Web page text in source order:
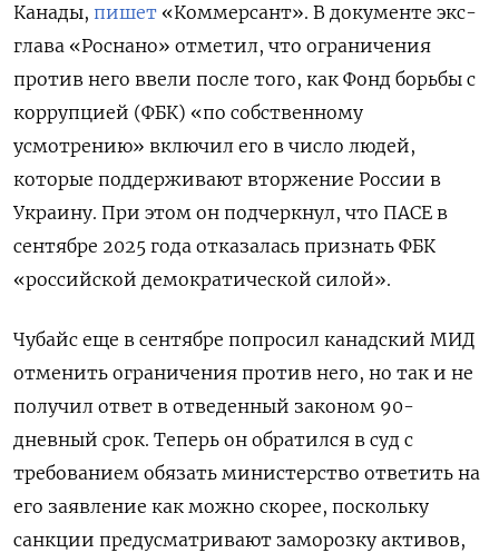
Канады, пишет «Коммерсант». В документе экс-
глава «Роснано» отметил, что ограничения
против него ввели после того, как Фонд борьбы с
коррупцией (ФБК) «по собственному
усмотрению» включил его в число людей,
которые поддерживают вторжение России в
Украину. При этом он подчеркнул, что ПАСЕ в
сентябре 2025 года отказалась признать ФБК
«российской демократической силой».
Чубайс еще в сентябре попросил канадский МИД
отменить ограничения против него, но так и не
получил ответ в отведенный законом 90-
дневный срок. Теперь он обратился в суд с
требованием обязать министерство ответить на
его заявление как можно скорее, поскольку
санкции предусматривают заморозку активов,